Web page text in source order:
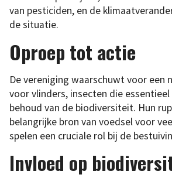
van pesticiden, en de
de situatie.
Oproep tot actie
De vereniging waarschuwt voor een
voor vlinders, insecten die
behoud van de biodiversiteit. Hun
belangrijke bron van voedsel voor
spelen een cruciale rol bij de
Invloed op